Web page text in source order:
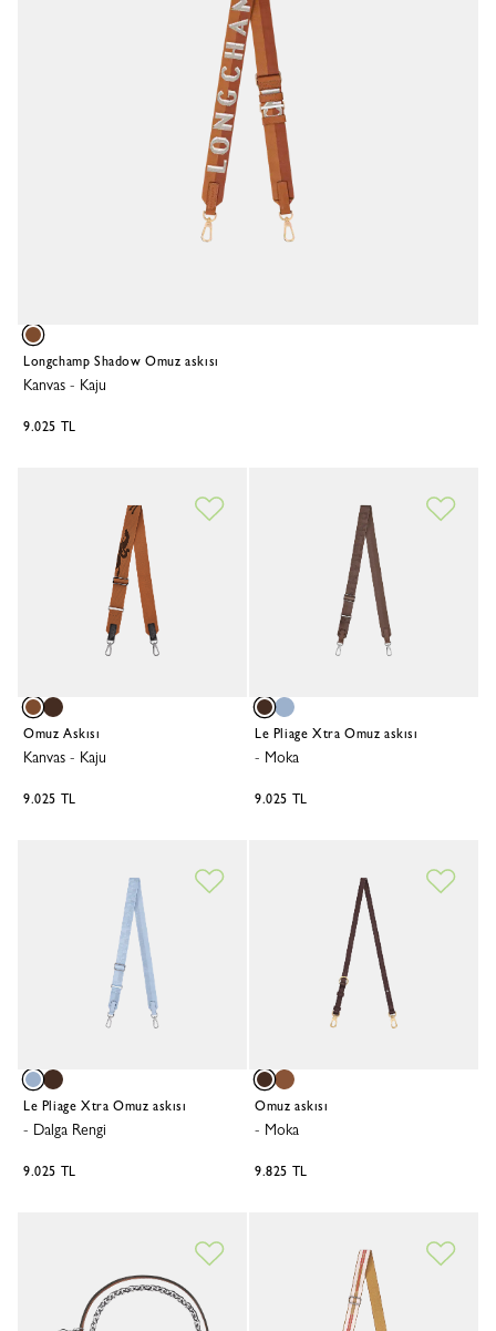
Longchamp Shadow Omuz askısı
Kanvas - Kaju
9.025 TL
Omuz Askısı
Kanvas - Kaju
9.025 TL
Le Pliage Xtra Omuz askısı
- Moka
9.025 TL
Le Pliage Xtra Omuz askısı
- Dalga Rengi
9.025 TL
Omuz askısı
- Moka
9.825 TL